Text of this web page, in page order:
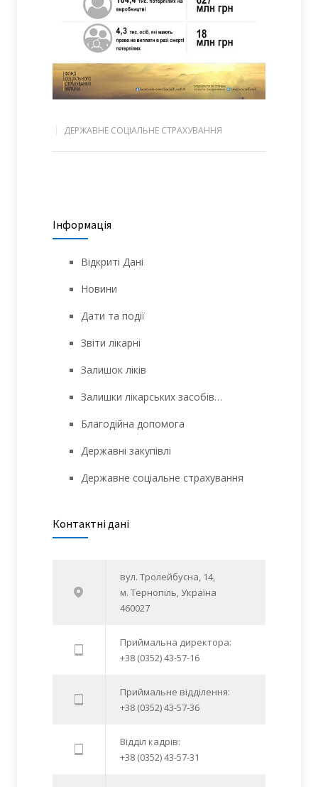
ДЕРЖАВНЕ СОЦІАЛЬНЕ СТРАХУВАННЯ
Інформація
Відкриті Дані
Новини
Дати та події
Звіти лікарні
Залишок ліків
Залишки лікарських засобів…
Благодійна допомога
Державні закупівлі
Державне соціальне страхування
Контактні дані
вул. Тролейбусна, 14,
м. Тернопіль, Україна
460027
Приймальна директора:
+38 (0352) 43-57-16
Приймальне відділення:
+38 (0352) 43-57-36
Відділ кадрів:
+38 (0352) 43-57-31